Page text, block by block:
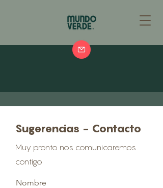
Sugerencias - Contacto
Muy pronto nos comunicaremos
contigo
Nombre